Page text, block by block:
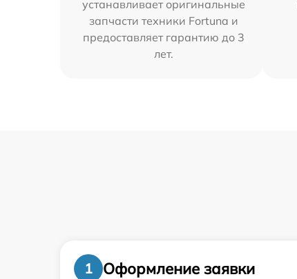
устанавливает оригинальные
запчасти техники Fortuna и
предоставляет гарантию до 3
лет.
1
Оформление заявки